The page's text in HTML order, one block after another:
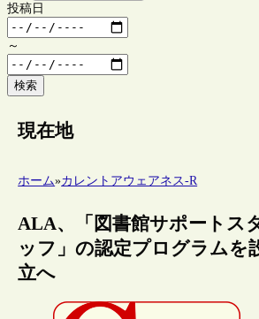
投稿日
～
検索
現在地
ホーム»カレントアウェアネス-R
ALA、「図書館サポートス
ッフ」の認定プログラムを
立へ